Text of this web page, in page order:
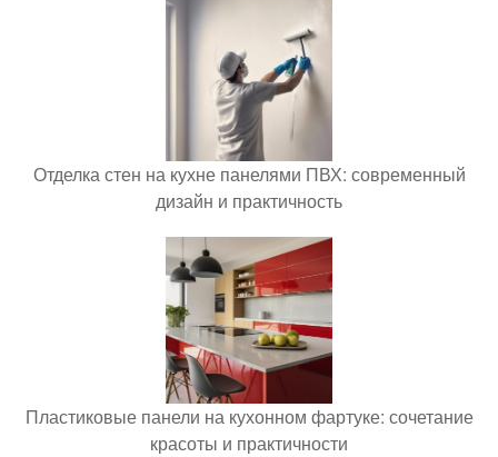
Отделка стен на кухне панелями ПВХ: современный
дизайн и практичность
Пластиковые панели на кухонном фартуке: сочетание
красоты и практичности